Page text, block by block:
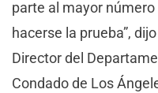
parte al mayor
hacerse la prueba”,
Director del
Condado de Los